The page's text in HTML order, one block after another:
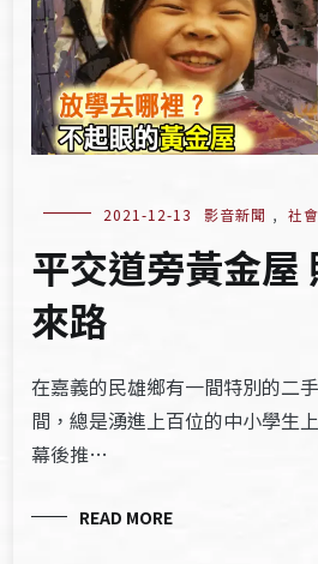
2021-12-13 影音新聞 , 社
平交道旁黃金屋
來路
在嘉義的民雄鄉有一間特別的二
間，總是湧進上百位的中小學生
幕後推…
READ MORE